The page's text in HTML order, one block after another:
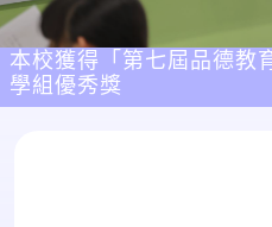
本校獲得「第七屆品德教
學組優秀獎